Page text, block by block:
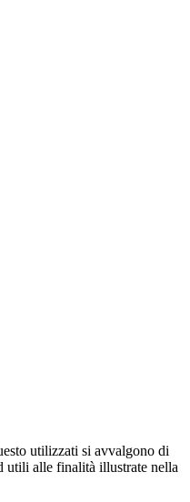
utilizzati si avvalgono di
utili alle finalità illustrate nella